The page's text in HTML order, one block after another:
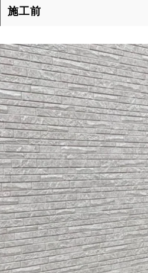
施工前